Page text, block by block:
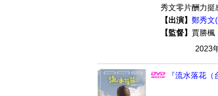
秀文零片酬力挺
【出演】 鄭秀文
【監督】 賈勝
2023
『流水落花